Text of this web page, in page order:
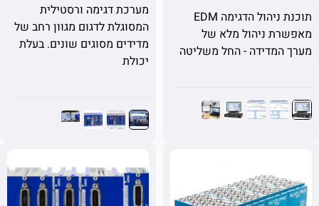
תוכנת ניהול הדגימה EDM
ניהול מלא של
- החל משליטה
מערכת דגימה ורסטילית
המסוגלת לדגום מגוון רחב של
מדידים מסוגים שונים. בעלת